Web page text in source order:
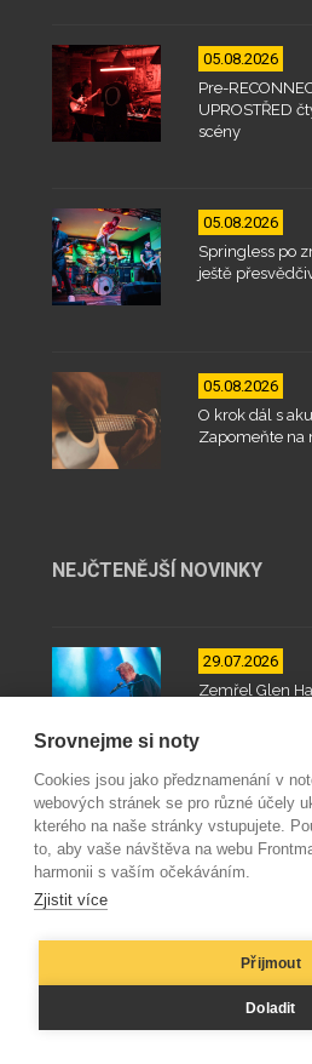
05.08.2026
Pre-
UPROSTŘED
scény
05.08.2026
Springless po
ještě
05.08.2026
O krok dál s
Zapomeňte
NEJČTENĚJŠÍ NOVINKY
29.07.2026
Zemřel Glen
27.07.2026
Festival
zahrají Liturgy,
21.07.2026
Marshall uvádí
Srovnejme si noty
Cookies jsou jako předznamenání v
webových stránek se pro různé účely
kterého na naše stránky vstupujete.
to, aby vaše návštěva na webu
harmonii s vaším očekáváním.
Zjistit více
Přijmout
Doladit